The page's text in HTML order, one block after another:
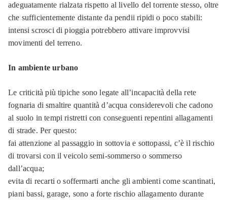
adeguatamente rialzata rispetto al livello del torrente stesso, oltre
che sufficientemente distante da pendii ripidi o poco stabili:
intensi scrosci di pioggia potrebbero attivare improvvisi
movimenti del terreno.
In ambiente urbano
Le criticità più tipiche sono legate all’incapacità della rete
fognaria di smaltire quantità d’acqua considerevoli che cadono
al suolo in tempi ristretti con conseguenti repentini allagamenti
di strade. Per questo:
fai attenzione al passaggio in sottovia e sottopassi, c’è il rischio
di trovarsi con il veicolo semi-sommerso o sommerso
dall’acqua;
evita di recarti o soffermarti anche gli ambienti come scantinati,
piani bassi, garage, sono a forte rischio allagamento durante